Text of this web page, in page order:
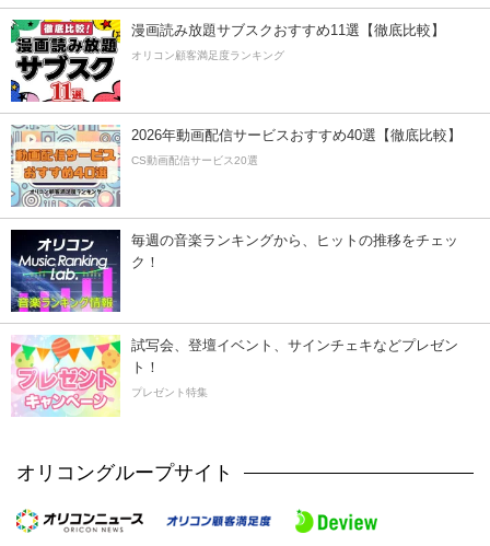
漫画読み放題サブスクおすすめ11選【徹底比較】
オリコン顧客満足度ランキング
2026年動画配信サービスおすすめ40選【徹底比較】
CS動画配信サービス20選
毎週の音楽ランキングから、ヒットの推移をチェッ
ク！
試写会、登壇イベント、サインチェキなどプレゼン
ト！
プレゼント特集
オリコングループサイト